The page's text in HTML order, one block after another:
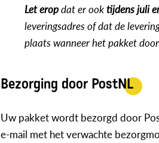
Let eropdat er ooktijdens juli
leveringsadres of dat de
plaats wanneer het pakket
Bezorging door PostNL
Uw pakket wordt bezorgd door
e-mail met het verwachte